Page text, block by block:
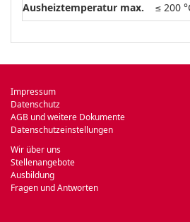
Ausheiztemperatur max.
≤ 200
Impressum
Datenschutz
AGB und weitere Dokumente
Datenschutzeinstellungen
Wir über uns
Stellenangebote
Ausbildung
Fragen und Antworten